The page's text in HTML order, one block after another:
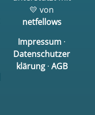
💛 von
netfellows
Impressum ·
Datenschutzer
klärung· AGB